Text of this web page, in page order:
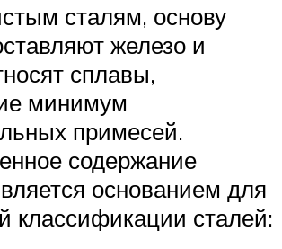
сталям, основу
железо и
сплавы,
минимум
примесей.
содержание
основанием для
классификации сталей: